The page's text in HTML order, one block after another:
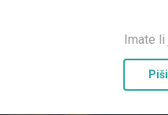
Imate li